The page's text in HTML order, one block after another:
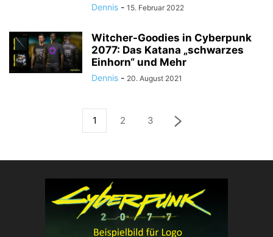
Dennis - 15. Februar 2022
Witcher-Goodies in Cyberpunk
2077: Das Katana „schwarzes
Einhorn“ und Mehr
Dennis - 20. August 2021
1 2 3